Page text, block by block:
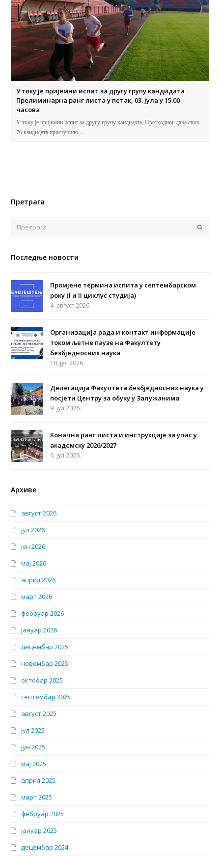
У току је пријемни испит за другу групу кандидата
Прелиминарна ранг листа у петак, 03. јула у 15.00
часова
У току је пријемни испит за другу групу кандидата. Претходног дана свих
76 кандидата приступило…
Претрага
Последње новости
Промјене термина испита у септембарском
року (I и II циклус студија)
4. август 2026.
Организација рада и контакт информације
током љетне паузе на Факултету
безбједносних наука
10. јул 2026.
Делегација Факултета безбједносних наука у
посјети Центру за обуку у Залужанима
9. јул 2026.
Коначна ранг листа и инструкције за упис у
академску 2026/2027
6. јул 2026.
Архиве
август 2026
јул 2026
јун 2026
мај 2026
април 2026
март 2026
фебруар 2026
јануар 2026
децембар 2025
новембар 2025
октобар 2025
септембар 2025
август 2025
јул 2025
јун 2025
мај 2025
април 2025
март 2025
фебруар 2025
јануар 2025
децембар 2024